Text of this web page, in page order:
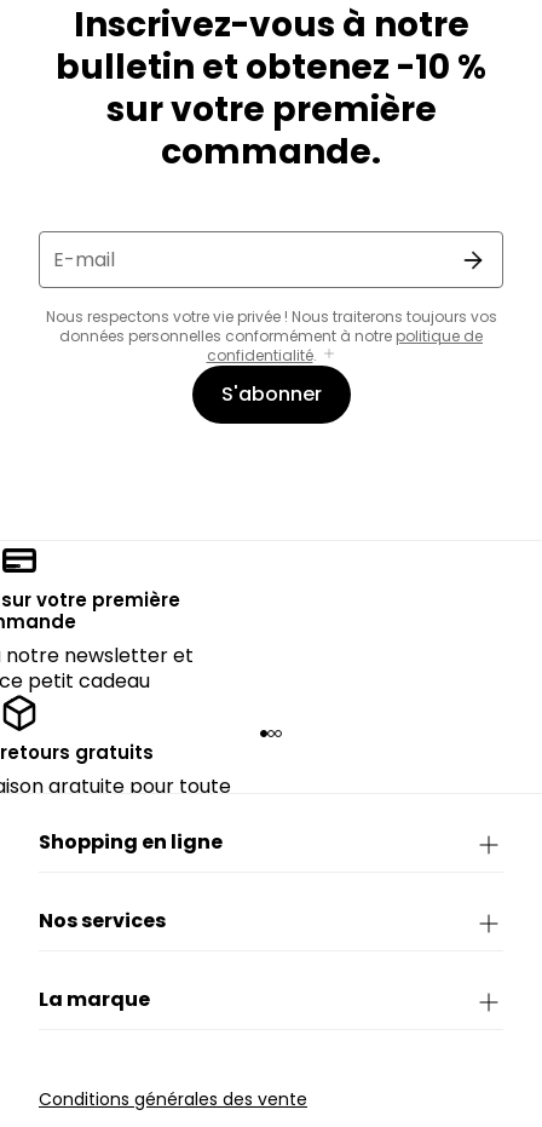
Inscrivez-vous à notre
bulletin et obtenez -10 %
sur votre première
commande.
E-mail
Nous respectons votre vie privée ! Nous traiterons toujours vos
données personnelles conformément à notre politique de
confidentialité.
S'abonner
votre première
notre newsletter et
petit cadeau
gratuits
gratuite pour toute
Shopping en ligne
Nos services
La marque
Conditions générales des vente